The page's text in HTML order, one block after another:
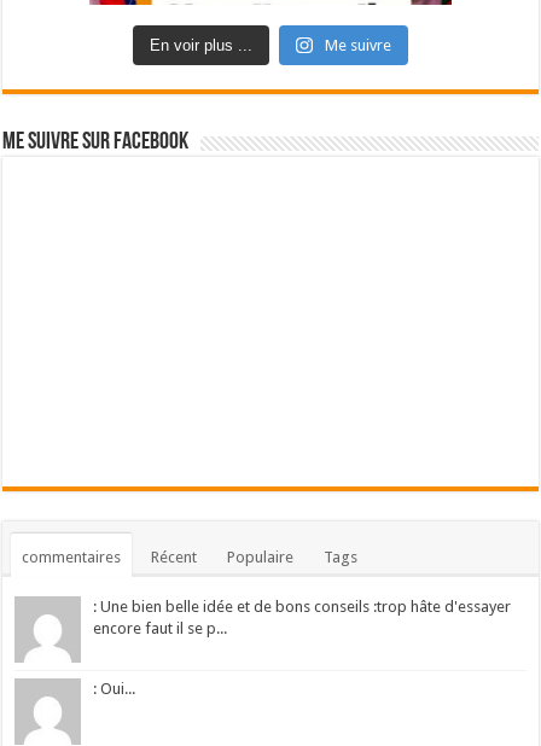
En voir plus ... Me suivre
Me suivre sur Facebook
commentaires Récent Populaire Tags
: Une bien belle idée et de bons conseils :trop hâte d'essayer
encore faut il se p...
: Oui...